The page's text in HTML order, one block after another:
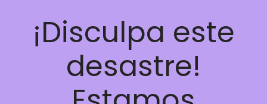
¡Disculpa este
desastre!